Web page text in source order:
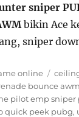
sniper
bikin Ace
sniper
online Tags
bounce awm
pilot emp sniper
quick peek pubg,